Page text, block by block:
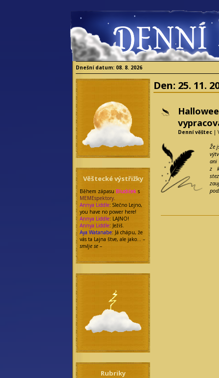
Dnešní datum: 08. 8. 2026
Věštecké výstřižky
Během zápasu Bludiček s
MEMEspektory.
Annya Liddle: Slečno Lejno,
you have no power here!
Annya Liddle: LAJNO!
Annya Liddle: Ježiš.
Aya Watanabe: Já chápu, že
vás ta Lajna štve, ale jako… –
směje se –
Rubriky
Den: 25. 11.
Denní věštec |
Že
z